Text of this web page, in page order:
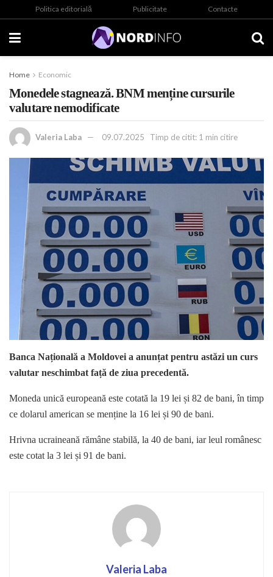
Politica editorială Publicitate Contacte
Home Economic
Monedele stagnează. BNM menține cursurile
valutare nemodificate
Valeria Laba 09.07.2025 Timp de citit: 1 min citire
Banca Națională a Moldovei a anunțat pentru astăzi un curs
valutar neschimbat față de ziua precedentă.
Moneda unică europeană este cotată la 19 lei și 82 de bani, în timp
ce dolarul american se menține la 16 lei și 90 de bani.
Hrivna ucraineană rămâne stabilă, la 40 de bani, iar leul românesc
este cotat la 3 lei și 91 de bani.
Valeria Laba